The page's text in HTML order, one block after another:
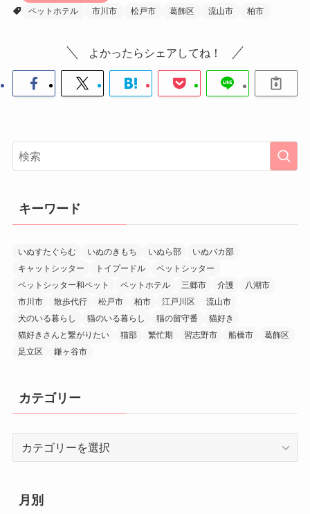
ペットホテル
市川市 松戸市 葛飾区 流山市 柏市
よかったらシェアしてね！
キーワード
いぬすたぐらむ いぬのきもち いぬら部
いぬバカ部
キャットシッター
トイプードル
ペットシッター
ペットシッター和ペット
ペットホテル 三郷市 介護
八潮市
市川市
散歩代行 松戸市 柏市 江戸川区
流山市
犬のいる暮らし
猫のいる暮らし 猫の留守番
猫好き
猫好きさんと繋がりたい
猫部 繁忙期 習志野市 船橋市
葛飾区
足立区
鎌ヶ谷市
カテゴリー
リ
ー
月別